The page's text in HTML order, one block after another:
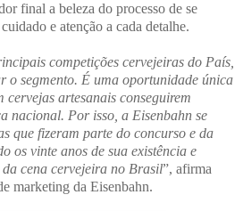
final a beleza do processo de se
e atenção a cada detalhe.
competições cervejeiras do País,
o segmento. É uma oportunidade única
artesanais conseguirem
nacional. Por isso, a Eisenbahn se
que fizeram parte do concurso e da
os vinte anos de sua existência e
cena cervejeira no Brasil”, afirma
marketing da Eisenbahn.